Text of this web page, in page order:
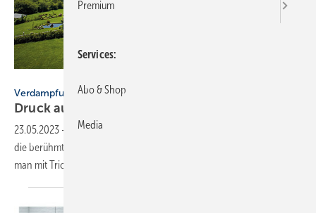
Verdampfung in Solaranlagen
Druckausüben
23.05.2023 -
Landläufig gilt als Verdampfungstemperatur für Wasser
die berühmte Grenze von 100 °C. Stimmt das grundsätzlich oder kann
man mit Tricks daran etwas
Premium
Services
Abo & Shop
Media